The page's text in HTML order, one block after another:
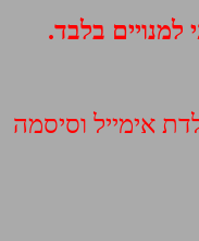
למנויים בלבד.
אימייל וסיסמה